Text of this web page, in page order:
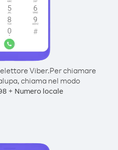
Viber.Per chiamare
chiama nel modo
+ Numero locale